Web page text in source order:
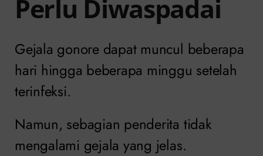
Perlu Diwaspadai
Gejala gonore dapat muncul beberapa
hari hingga beberapa minggu setelah
terinfeksi.
Namun, sebagian penderita tidak
mengalami gejala yang jelas.